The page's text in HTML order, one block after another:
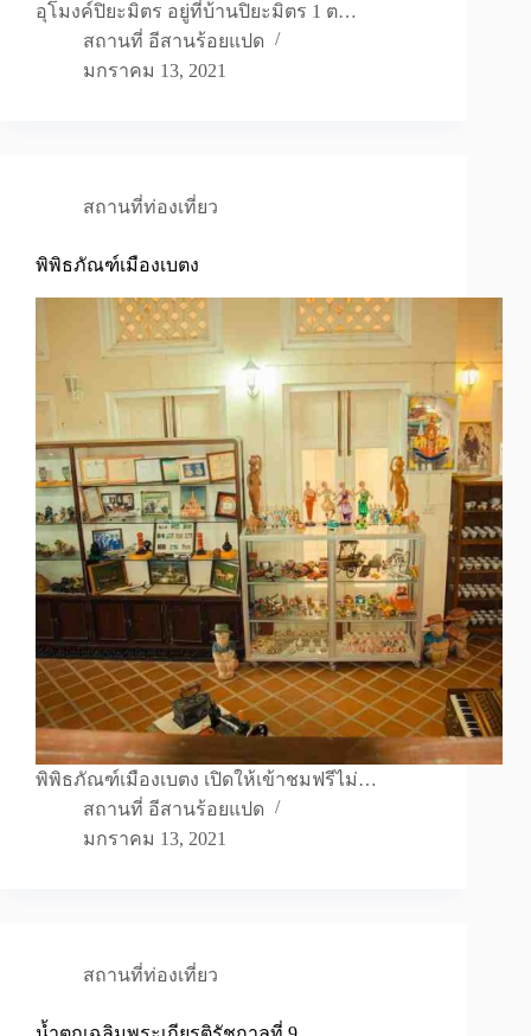
อุโมงค์ปิยะมิตร อยู่ที่บ้านปิยะมิตร 1 ต…
สถานที่ อีสานร้อยแปด
มกราคม 13, 2021
สถานที่ท่องเที่ยว
พิพิธภัณฑ์เมืองเบตง
พิพิธภัณฑ์เมืองเบตง เปิดให้เข้าชมฟรีไม่…
สถานที่ อีสานร้อยแปด
มกราคม 13, 2021
สถานที่ท่องเที่ยว